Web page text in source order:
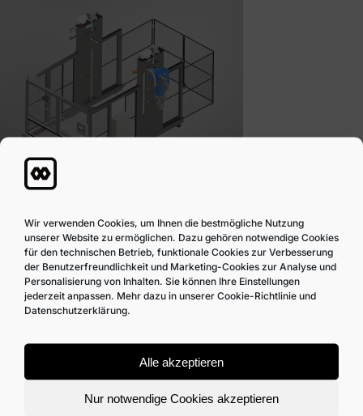
Wir verwenden Cookies, um Ihnen die bestmögliche Nutzung
unserer Website zu ermöglichen. Dazu gehören notwendige Cookies
für den technischen Betrieb, funktionale Cookies zur Verbesserung
der Benutzerfreundlichkeit und Marketing-Cookies zur Analyse und
Personalisierung von Inhalten. Sie können Ihre Einstellungen
jederzeit anpassen. Mehr dazu in unserer Cookie-Richtlinie und
Datenschutzerklärung.
Alle akzeptieren
Nur notwendige Cookies akzeptieren
Ihr Partner für innovative Lösungen in der
Kunststoffverarbeitung und im
Sondermaschinenbau!
NAVIGATION